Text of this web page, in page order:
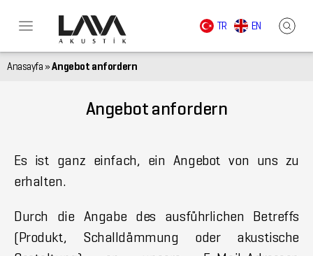
TR EN
Anasayfa »Angebot anfordern
Angebot anfordern
Es ist ganz einfach, ein Angebot von uns zu
erhalten.
Durch die Angabe des ausführlichen Betreffs
(Produkt, Schalldämmung oder akustische